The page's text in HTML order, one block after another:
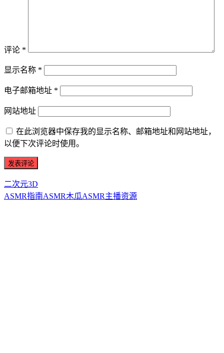
评论 *
显示名称 *
电子邮箱地址 *
网站地址
在此浏览器中保存我的显示名称、邮箱地址和网站地址，
以便下次评论时使用。
二次元3D
ASMR指南ASMR木瓜ASMR主播资源